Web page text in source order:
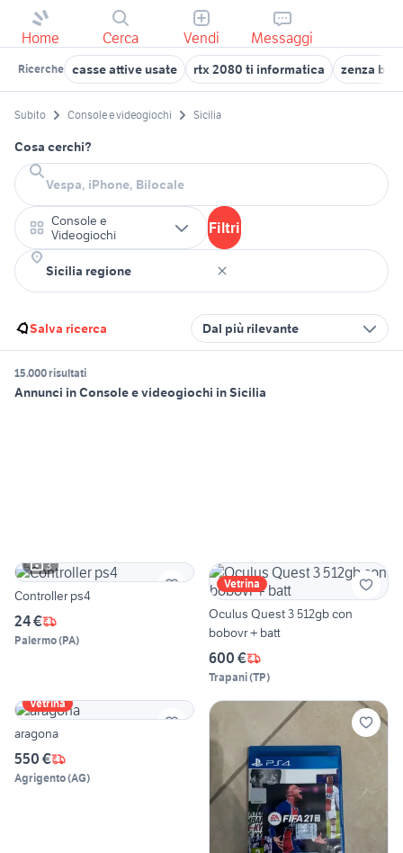
Home Cerca Vendi Messaggi
Ricerche casse attive usate rtx 2080 ti informatica zenza
Subito Console e videogiochi Sicilia
Cosa cerchi?
Console e
Videogiochi
Filtri
Salva ricerca Dal più rilevante
15.000 risultati
Annunci in Console e videogiochi in Sicilia
3
Controller ps4
24 €
Palermo(PA)
Vetrina
Oculus Quest 3 512gb con
bobovr + batt
600 €
Trapani(TP)
Vetrina
aragona
550 €
Agrigento(AG)